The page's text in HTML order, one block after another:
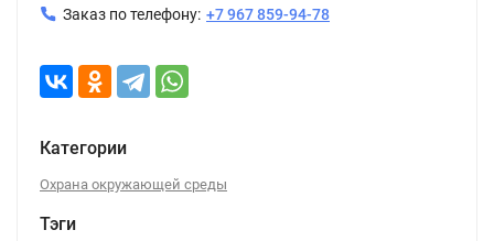
Заказ по телефону: +7 967 859-94-78
Категории
Охрана окружающей среды
Тэги